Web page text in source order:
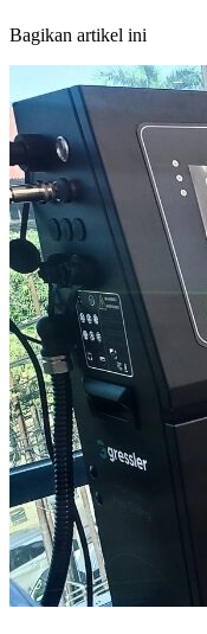
Bagikan artikel ini